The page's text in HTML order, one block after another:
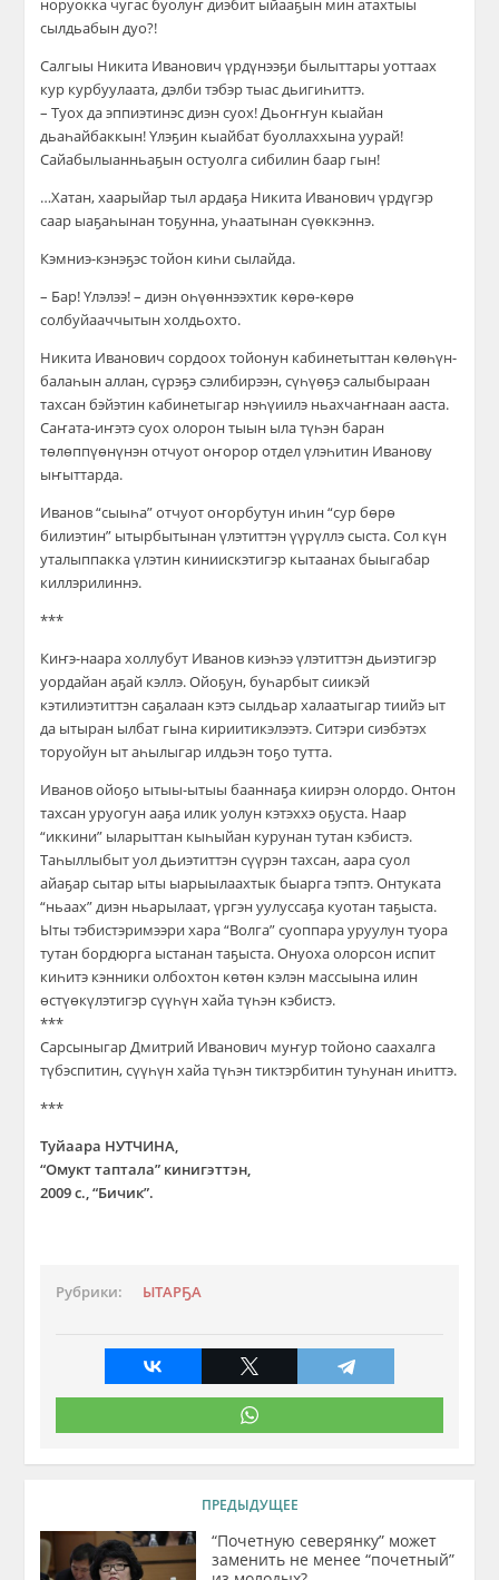
норуокка чугас буолуҥ диэбит ыйааҕын мин атахтыы
сылдьабын дуо?!
Салгыы Никита Иванович үрдүнээҕи былыттары уоттаах
кур курбуулаата, дэлби тэбэр тыас дьигиһиттэ.
– Туох да эппиэтинэс диэн суох! Дьоҥҥун кыайан
дьаһайбаккын! Үлэҕин кыайбат буоллаххына уурай!
Сайабылыанньаҕын остуолга сибилин баар гын!
…Хатан, хаарыйар тыл ардаҕа Никита Иванович үрдүгэр
саар ыаҕаһынан тоҕунна, уһаатынан сүөккэннэ.
Кэмниэ-кэнэҕэс тойон киһи сылайда.
– Бар! Үлэлээ! – диэн оһүөннээхтик көрө-көрө
солбуйааччытын холдьохто.
Никита Иванович сордоох тойонун кабинетыттан көлөһүн-
балаһын аллан, сүрэҕэ сэлибирээн, сүһүөҕэ салыбыраан
тахсан бэйэтин кабинетыгар нэһүиилэ ньахчаҥнаан ааста.
Саҥата-иҥэтэ суох олорон тыын ыла түһэн баран
төлөппүөнүнэн отчуот оҥорор отдел үлэһитин Иванову
ыҥыттарда.
Иванов “сыыһа” отчуот оҥорбутун иһин “сур бөрө
билиэтин” ытырбытынан үлэтиттэн үүрүллэ сыста. Сол күн
уталыппакка үлэтин киниискэтигэр кытаанах быыгабар
киллэрилиннэ.
***
Киҥэ-наара холлубут Иванов киэһээ үлэтиттэн дьиэтигэр
уордайан аҕай кэллэ. Ойоҕун, буһарбыт сиикэй
кэтилиэтиттэн саҕалаан кэтэ сылдьар халаатыгар тиийэ ыт
да ытыран ылбат гына кириитикэлээтэ. Ситэри сиэбэтэх
торуойун ыт аһылыгар илдьэн тоҕо тутта.
Иванов ойоҕо ытыы-ытыы бааннаҕа киирэн олордо. Онтон
тахсан уруогун ааҕа илик уолун кэтэххэ оҕуста. Наар
“иккини” ыларыттан кыһыйан курунан тутан кэбистэ.
Таһыллыбыт уол дьиэтиттэн сүүрэн тахсан, аара суол
айаҕар сытар ыты ыарыылаахтык быарга тэптэ. Онтуката
“ньаах” диэн ньарылаат, үргэн уулуссаҕа куотан таҕыста.
Ыты тэбистэримээри хара “Волга” суоппара уруулун туора
тутан бордюрга ыстанан таҕыста. Онуоха олорсон испит
киһитэ кэнники олбохтон көтөн кэлэн массыына илин
өстүөкүлэтигэр сүүһүн хайа түһэн кэбистэ.
***
Сарсыныгар Дмитрий Иванович муҥур тойоно саахалга
түбэспитин, сүүһүн хайа түһэн тиктэрбитин туһунан иһиттэ.
***
Туйаара НУТЧИНА,
“Омукт таптала” кинигэттэн,
2009 с., “Бичик”.
Рубрики: ЫТАРҔА
ПРЕДЫДУЩЕЕ
“Почетную северянку” может
заменить не менее “почетный”